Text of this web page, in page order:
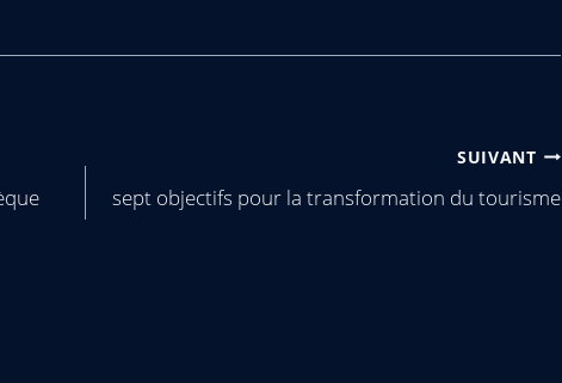
SUIVANT
sept objectifs pour la transformation du tourisme